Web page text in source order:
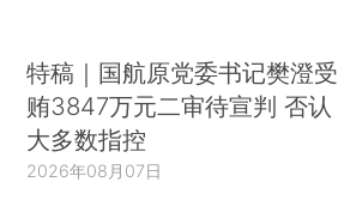
特稿｜国航原党委书记樊澄受
贿3847万元二审待宣判 否认
大多数指控
2026年08月07日